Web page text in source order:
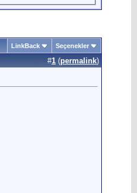
LinkBack Seçenekler
#1 (permalink)